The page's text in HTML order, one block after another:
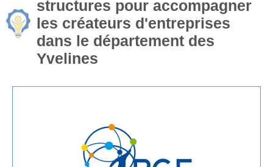
structures pour accompagner
les créateurs d'entreprises
dans le département des
Yvelines